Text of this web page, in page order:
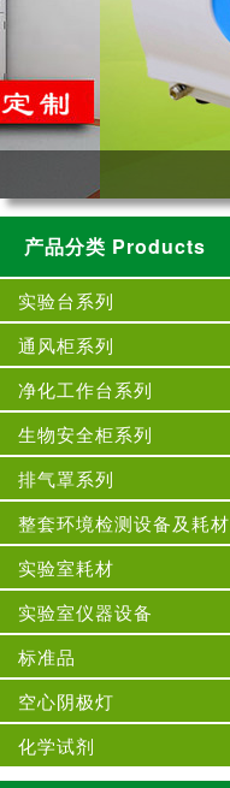
产品分类 Products
实验台系列
通风柜系列
净化工作台系列
生物安全柜系列
排气罩系列
整套环境检测设备及耗材
实验室耗材
实验室仪器设备
标准品
空心阴极灯
化学试剂